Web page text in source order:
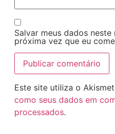
Salvar meus dados
próxima vez que eu
Este site utiliza o
como seus dados em
processados.